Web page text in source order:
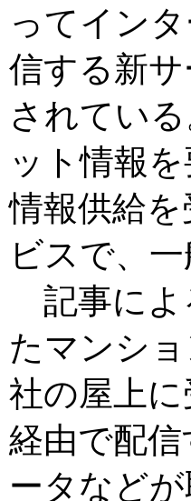
ってイン
信する新
されてい
ット情報
情報供給
ビスで、
記事によ
たマンシ
社の屋上
経由で配
ータなど